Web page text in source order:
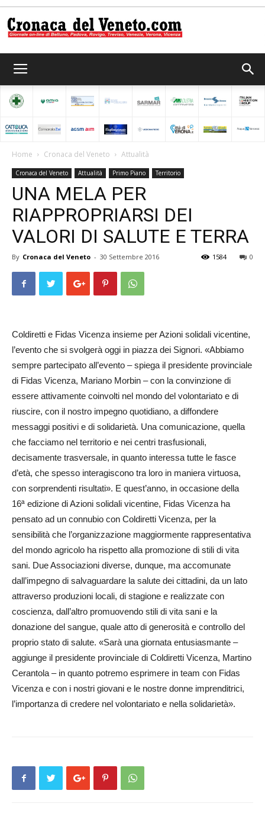
del
Veneto
Home Cronaca del Veneto Attualità
Cronaca del Veneto Attualità Primo Piano Territorio
UNA MELA PER
RIAPPROPRIARSI DEI
VALORI DI SALUTE E TERRA
By Cronaca del Veneto - 30 Settembre 2016 0
1584
Coldiretti e Fidas Vicenza insieme per Azioni solidali vicentine,
l’evento che si svolgerà oggi in piazza dei Signori. «Abbiamo
sempre partecipato all’evento – spiega il presidente provinciale
di Fidas Vicenza, Ma­riano Morbin – con la convinzione di
essere attivamente coinvolti nel mondo del volontariato e di
riuscire, con il nostro impegno quotidiano, a diffondere
messaggi positivi e di solidarietà. Una comunicazione, quella
che facciamo nel territorio e nei centri trasfusionali,
decisamente trasversale, in quanto interessa tutte le fasce
d’età, che spesso interagiscono tra loro in maniera virtuosa,
con sorprendenti risultati». E quest’anno, in occasione della
16ª edizione di Azioni solidali vicentine, Fidas Vicenza ha
pensato ad un connubio con Coldiretti Vicenza, per la
sensibilità che l’organizzazione maggiormente rappresentativa
del mondo agricolo ha rispetto alla promozione di stili di vita
sani. Due Associazioni diverse, dunque, ma accomunate
dall’impegno di salvaguardare la salute dei cittadini, da un lato
attraverso produzioni locali, di stagione e realizzate con
coscienza, dall’altro promuovendo stili di vita sani e la
donazione del sangue, quale atto di generosità e controllo del
proprio stato di salute. «Sarà una giornata entusiasmante –
aggiunge il presidente provinciale di Coldiretti Vicenza, Martino
Cerantola – in quanto potremo esprimere in team con Fidas
Vicenza e con i nostri giovani e le nostre donne imprenditrici,
l’importanza di credere nel volontariato e nella solidarietà».